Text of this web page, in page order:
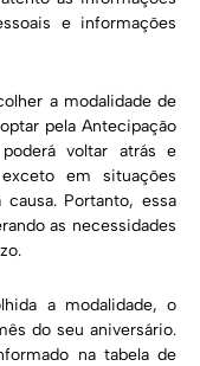
e informações
a modalidade de
pela Antecipação
voltar atrás e
em situações
Portanto, essa
as necessidades
a modalidade, o
do seu aniversário.
na tabela de